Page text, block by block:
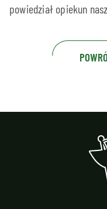
powiedział opiekun